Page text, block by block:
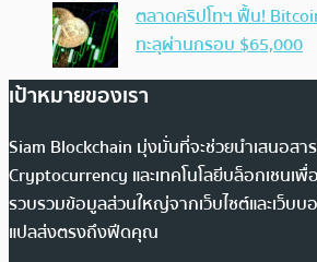
ตลาดคริปโทฯ ฟื้น!
ทะลุผ่านกรอบ $65,000
เป้าหมายของเรา
Siam Blockchain มุ่งมั่นที่จะช่วยนำเสนอสา
Cryptocurrency และเทคโนโลยีบล็อกเชนเพื่
รวบรวมข้อมูลส่วนใหญ่จากเว็บไซต์และเว็บบ
แปลส่งตรงถึงฟีดคุณ